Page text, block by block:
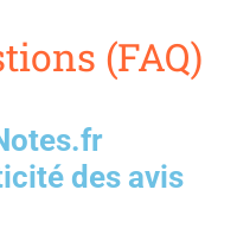
(FAQ)
des avis